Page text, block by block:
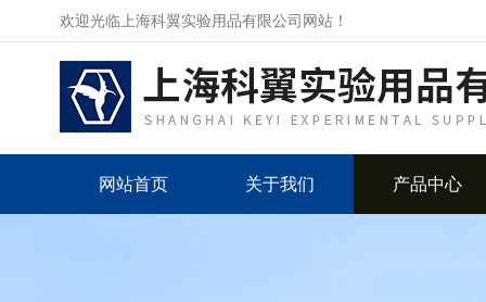
欢迎光临上海科翼实验用品有限公司网站！
网站首页 关于我们 产品中心